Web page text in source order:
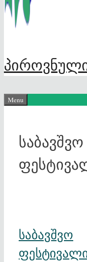
Menu
საბავშვო
საბავშვო